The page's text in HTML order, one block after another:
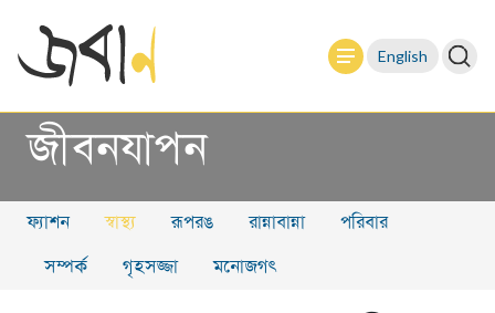
English
জীবনযাপন
ফ্যাশন স্বাস্থ্য রূপরঙ রান্নাবান্না পরিবার
সম্পর্ক গৃহসজ্জা মনোজগৎ